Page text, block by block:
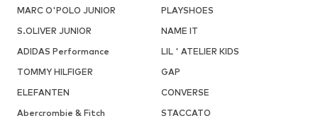
MARC O'POLO JUNIOR
PLAYSHOES
S.OLIVER JUNIOR
NAME IT
ADIDAS Performance
LIL ' ATELIER KIDS
TOMMY HILFIGER
GAP
ELEFANTEN
CONVERSE
Abercrombie & Fitch
STACCATO